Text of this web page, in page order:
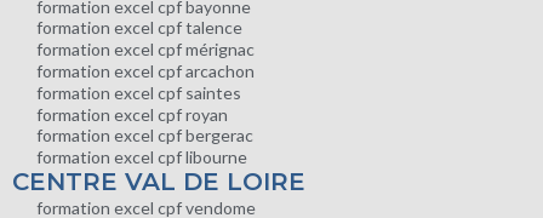
formation excel cpf bayonne
formation excel cpf talence
formation excel cpf mérignac
formation excel cpf arcachon
formation excel cpf saintes
formation excel cpf royan
formation excel cpf bergerac
formation excel cpf libourne
CENTRE VAL DE LOIRE
formation excel cpf vendome